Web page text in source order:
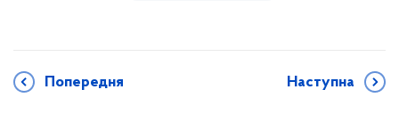
Попередня Наступна